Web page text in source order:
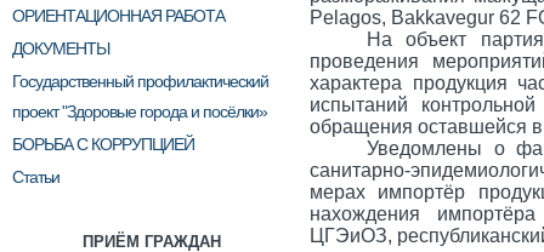
ОРИЕНТАЦИОННАЯ РАБОТА
ДОКУМЕНТЫ
Государственный профилактический
проект "Здоровые города и посёлки»
БОРЬБА С КОРРУПЦИЕЙ
Статьи
ПРИЁМ ГРАЖДАН
Pelagos, Bakkavegur 62
На объект
проведения
характера продукция
испытаний
обращения оставшейся
Уведомлены о
санитарно-
мерах импортёр
нахождения
ЦГЭиОЗ,